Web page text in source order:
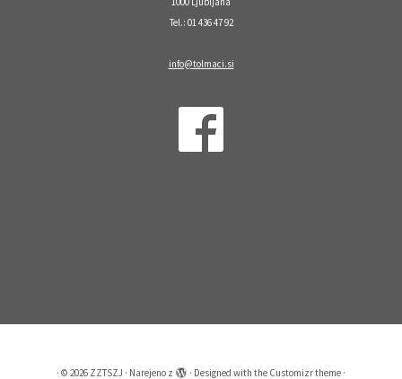
Tel.: 01 436 47 92
info@tolmaci.si
· © 2026 ZZTSZJ · Narejeno z · Designed with the Customizr theme ·